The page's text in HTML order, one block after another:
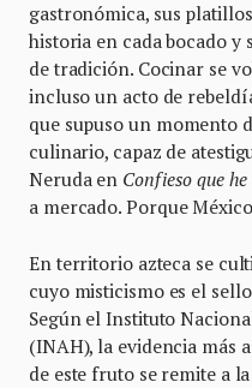
gastronómica, sus
historia en cada bocado
de tradición. Cocinar se
incluso un acto de
que supuso un momento
culinario, capaz de
Neruda en Confieso que
a mercado. Porque
En territorio azteca se
cuyo misticismo es el
Según el Instituto
(INAH), la evidencia más
de este fruto se remite a